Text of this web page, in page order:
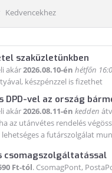
Kedvencekhez
szaküzletünkben
akár2026.08.10-én hétfőn
készpénzzel is fizethet
DPD-vel az ország
akár2026.08.11-én kedden
az utánvétes rendelés
a futárszolgálat
csomagszolgáltatással
Ft-tól. CsomagPont,